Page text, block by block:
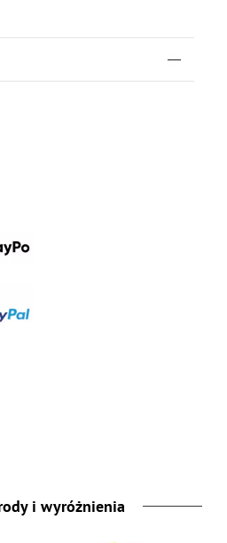
i wyróżnienia